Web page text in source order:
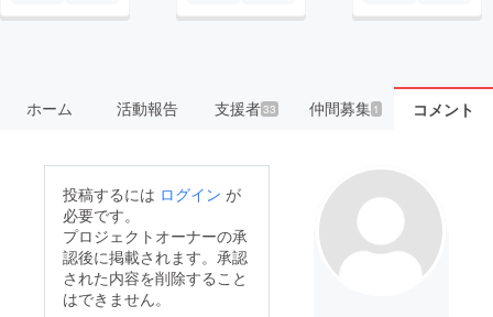
ホーム 活動報告 支援者33 仲間募集 1 コメント
投稿するには ログイン が
必要です。
プロジェクトオーナーの承
認後に掲載されます。承認
された内容を削除すること
はできません。